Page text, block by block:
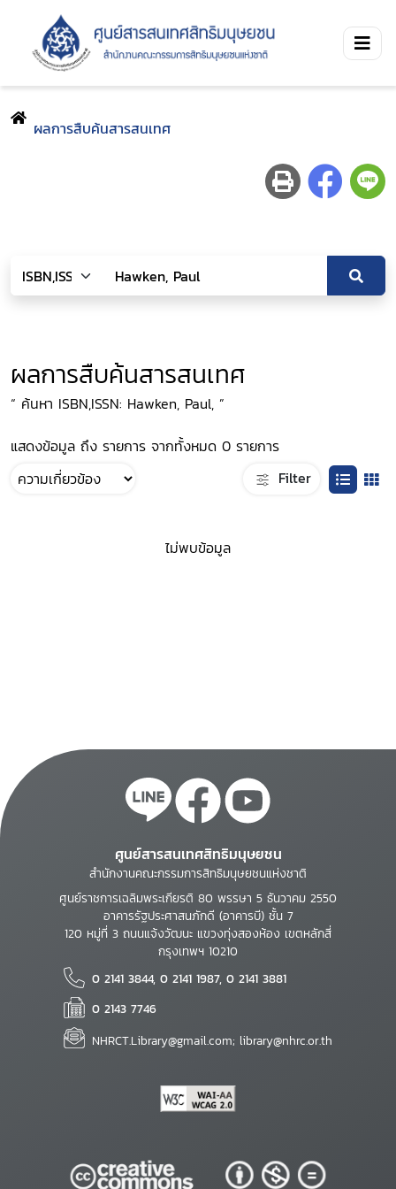
ผลการสืบค้นสารสนเทศ
ผลการสืบค้นสารสนเทศ
“ ค้นหา ISBN,ISSN: Hawken, Paul, ”
แสดงข้อมูล ถึง รายการ จากทั้งหมด 0 รายการ
Filter
ไม่พบข้อมูล
ศูนย์สารสนเทศสิทธิมนุษยชน
สำนักงานคณะกรรมการสิทธิมนุษยชนแห่งชาติ
ศูนย์ราชการเฉลิมพระเกียรติ 80 พรรษา 5 ธันวาคม 2550
อาคารรัฐประศาสนภักดี (อาคารบี) ชั้น 7
120 หมู่ที่ 3 ถนนแจ้งวัฒนะ แขวงทุ่งสองห้อง เขตหลักสี่
กรุงเทพฯ 10210
0 2141 3844, 0 2141 1987, 0 2141 3881
0 2143 7746
NHRCT.Library@gmail.com; library@nhrc.or.th